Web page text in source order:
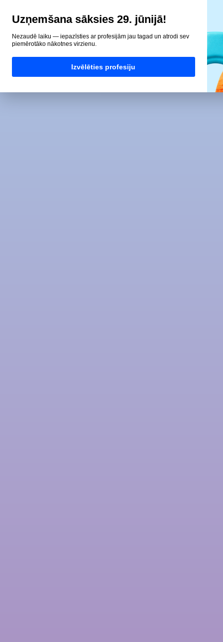
Uzņemšana sāksies 29. jūnijā!
Nezaudē laiku — iepazīsties ar profesijām jau tagad un atrodi sev
piemērotāko nākotnes virzienu.
Izvēlēties profesiju